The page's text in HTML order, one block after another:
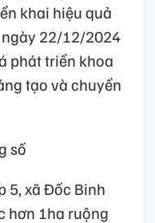
khai hiệu quả
22/12/2024
phát triển khoa
tạo và chuyển
số
5, xã Đốc Binh
hơn 1ha ruộng